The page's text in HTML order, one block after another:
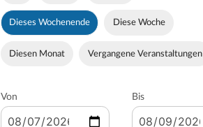
Dieses Wochenende Diese Woche
Diesen Monat Vergangene Veranstaltungen
Von Bis